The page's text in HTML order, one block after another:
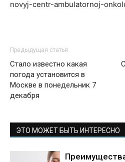
novyj-centr-ambulatornoj-
Предыдущая статья
Стало известно какая
погода установится в
Москве в понедельник 7
декабря
ЭТО МОЖЕТ БЫТЬ ИНТЕРЕСНО